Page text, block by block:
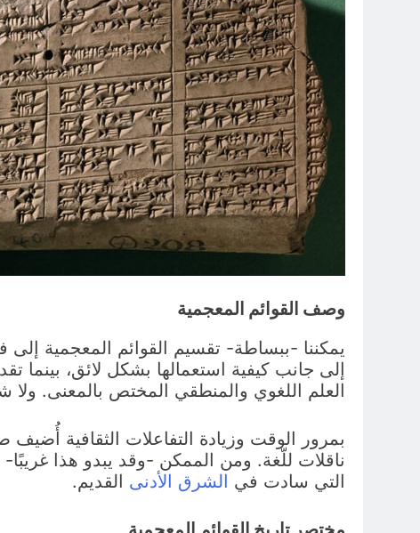
وصف القوائم المعجمية
يمكننا -ببساطة- تقسيم القوائم المعجمية إلى
إلى جانب كيفية استعمالها بشكل لائق، بينما
العلم اللغوي والمنطقي المختص بالمعنى.
بمرور الوقت وزيادة التفاعلات الثقافية أُضيف
ناقلات للّغة. ومن الممكن -وقد يبدو هذا غريبًا-
التي سادت في الشرق الأدنى القديم.